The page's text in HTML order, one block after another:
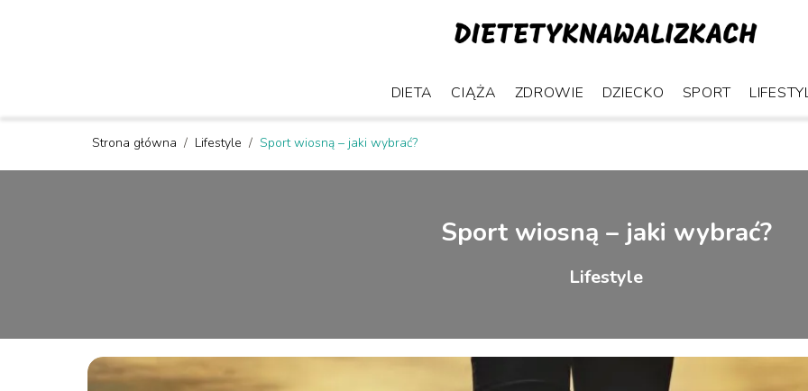
DIETA CIĄŻA ZDROWIE DZIECKO SPORT
Strona główna / Lifestyle / Sport wiosną – jaki wybrać?
Sport wiosną – jaki wybrać?
Lifestyle